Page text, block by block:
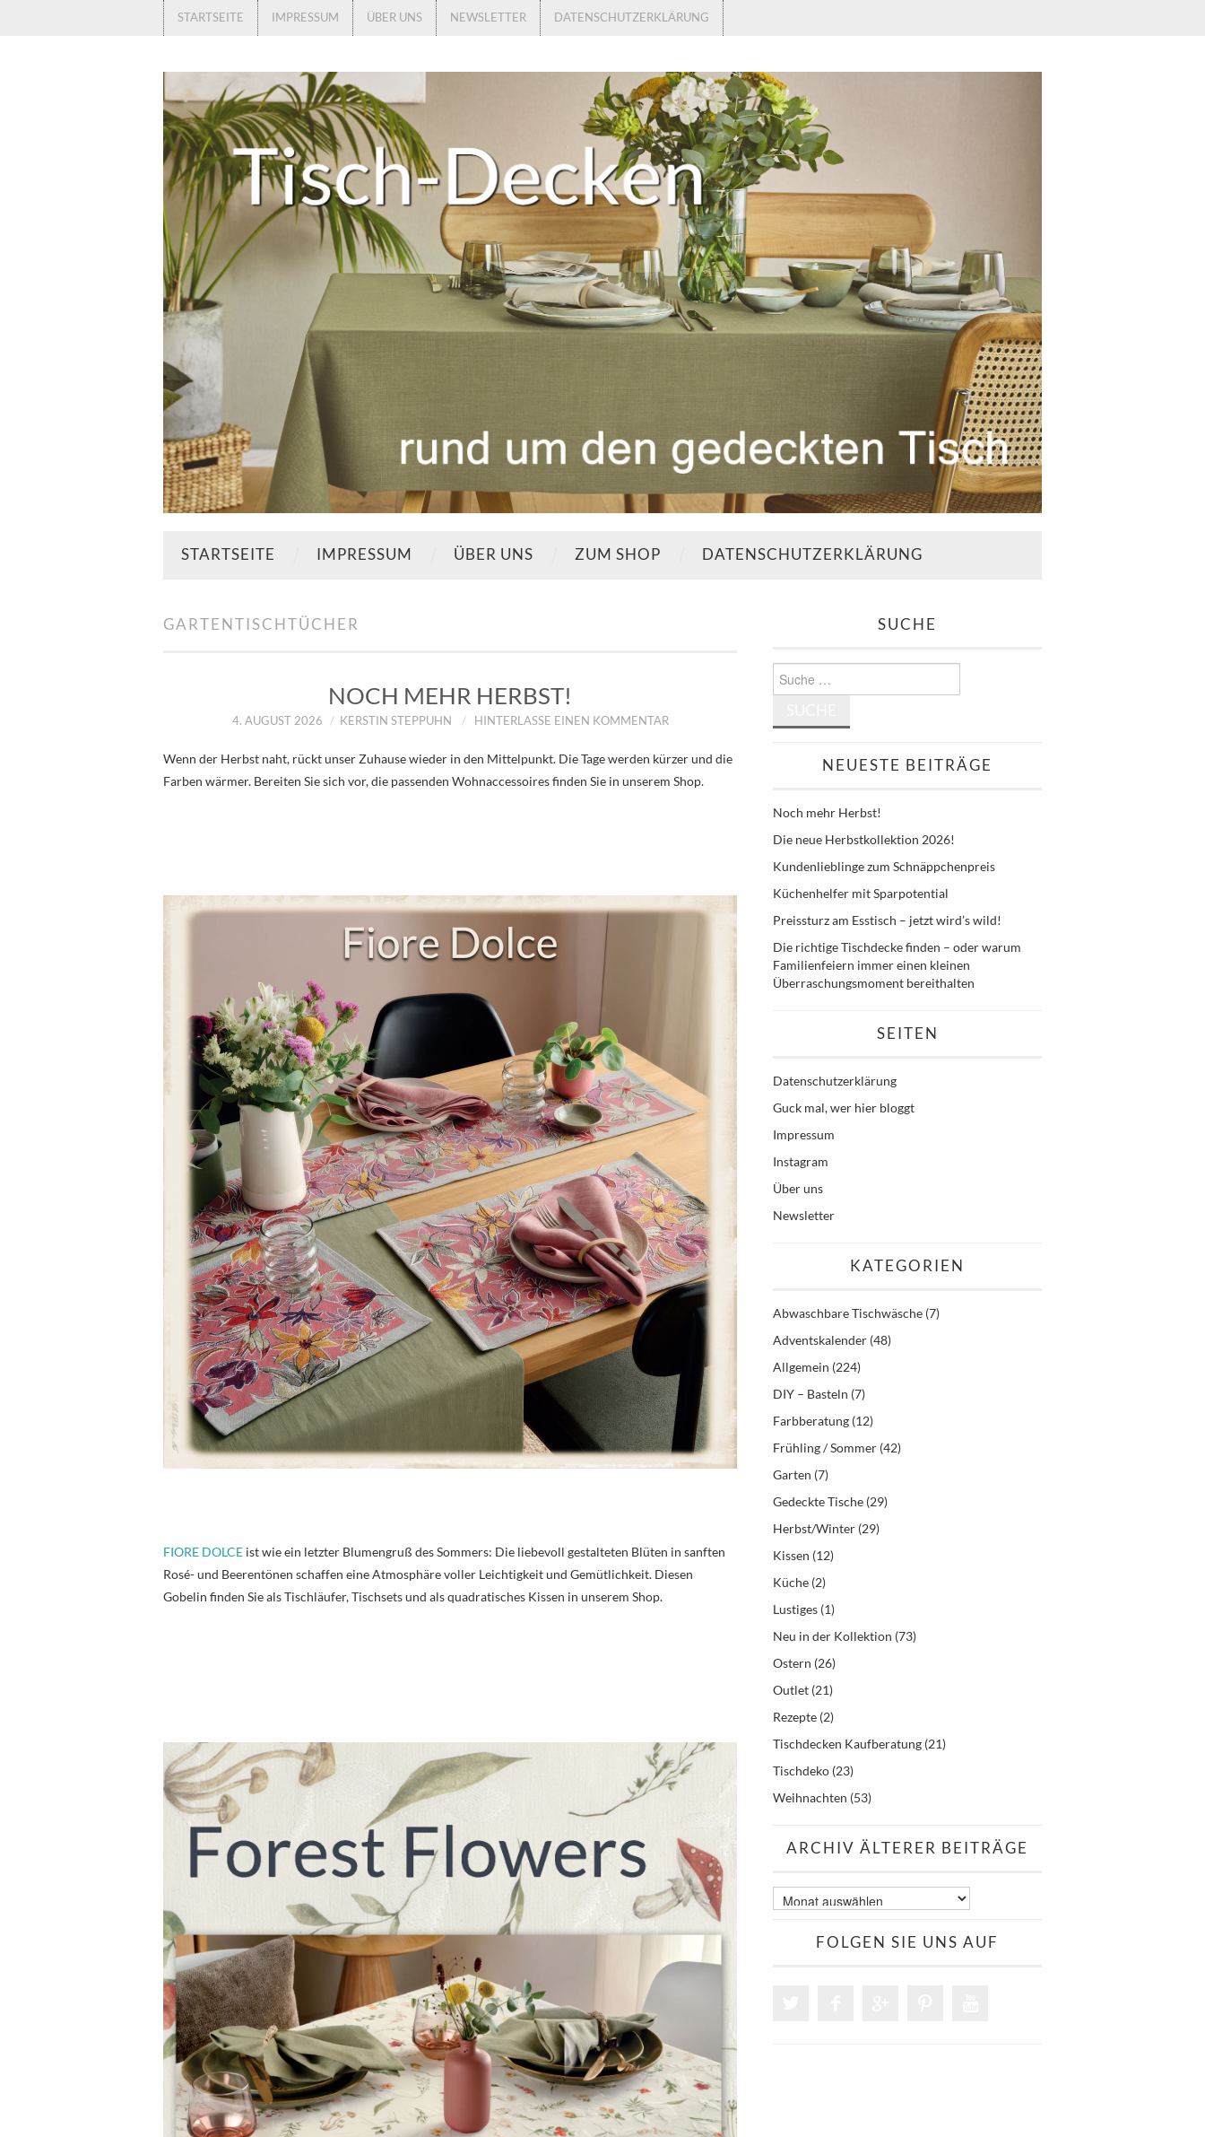
STARTSEITE IMPRESSUM ÜBER UNS NEWSLETTER DATENSCHUTZERKLÄRUNG
STARTSEITE IMPRESSUM ÜBER UNS ZUM SHOP DATENSCHUTZERKLÄRUNG
GARTENTISCHTÜCHER
NOCH MEHR HERBST!
4. AUGUST 2026 KERSTIN STEPPUHN HINTERLASSE EINEN KOMMENTAR
Wenn der Herbst naht, rückt unser Zuhause wieder in den Mittelpunkt. Die Tage werden kürzer und die
Farben wärmer. Bereiten Sie sich vor, die passenden Wohnaccessoires finden Sie in unserem Shop.
FIORE DOLCE ist wie ein letzter Blumengruß des Sommers: Die liebevoll gestalteten Blüten in sanften
Rosé- und Beerentönen schaffen eine Atmosphäre voller Leichtigkeit und Gemütlichkeit. Diesen
Gobelin finden Sie als Tischläufer, Tischsets und als quadratisches Kissen in unserem Shop.
SUCHE
Suche
nach:
NEUESTE BEITRÄGE
Noch mehr Herbst!
Die neue Herbstkollektion 2026!
Kundenlieblinge zum Schnäppchenpreis
Küchenhelfer mit Sparpotential
Preissturz am Esstisch – jetzt wird’s wild!
Die richtige Tischdecke finden – oder warum
Familienfeiern immer einen kleinen
Überraschungsmoment bereithalten
SEITEN
Datenschutzerklärung
Guck mal, wer hier bloggt
Impressum
Instagram
Über uns
Newsletter
KATEGORIEN
Abwaschbare Tischwäsche (7)
Adventskalender (48)
Allgemein (224)
DIY – Basteln (7)
Farbberatung (12)
Frühling / Sommer (42)
Garten (7)
Gedeckte Tische (29)
Herbst/Winter (29)
Kissen (12)
Küche (2)
Lustiges (1)
Neu in der Kollektion (73)
Ostern (26)
Outlet (21)
Rezepte (2)
Tischdecken Kaufberatung (21)
Tischdeko (23)
Weihnachten (53)
ARCHIV ÄLTERER BEITRÄGE
Archiv
älterer
FOLGEN SIE UNS AUF